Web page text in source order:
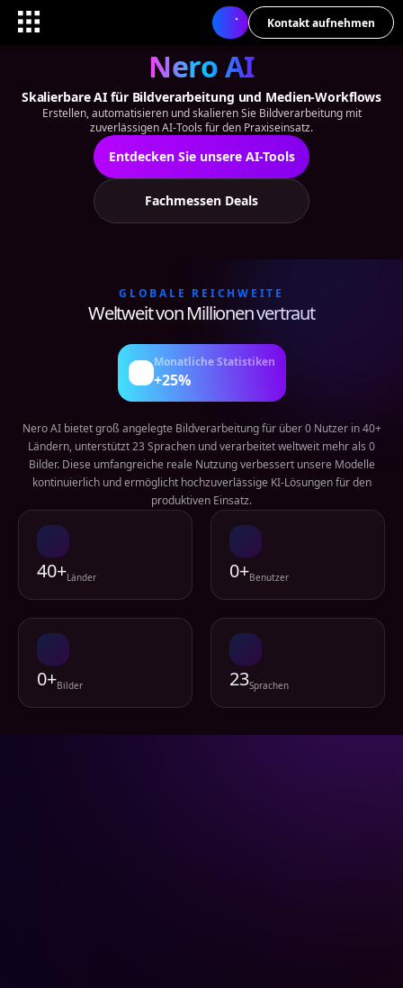
Kontakt aufnehmen
Nero AI
Skalierbare AI für Bildverarbeitung und Medien-Workflows
Erstellen, automatisieren und skalieren Sie Bildverarbeitung mit
zuverlässigen AI-Tools für den Praxiseinsatz.
Entdecken Sie unsere AI-Tools
Fachmessen Deals
GLOBALE REICHWEITE
Weltweit von Millionen vertraut
Monatliche Statistiken
+25%
Nero AI bietet groß angelegte Bildverarbeitung für über 0 Nutzer in 40+
Ländern, unterstützt 23 Sprachen und verarbeitet weltweit mehr als 0
Bilder. Diese umfangreiche reale Nutzung verbessert unsere Modelle
kontinuierlich und ermöglicht hochzuverlässige KI-Lösungen für den
produktiven Einsatz.
40+Länder 0+Benutzer
0+Bilder 23Sprachen